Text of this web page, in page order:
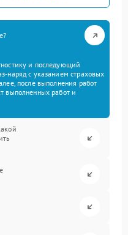
и последующий
наряд с указанием страховых
после выполнения работ
выполненных работ и